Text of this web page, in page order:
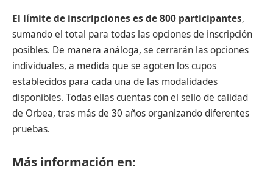
El límite de inscripciones es de 800 participantes,
sumando el total para todas las opciones de inscripción
posibles. De manera análoga, se cerrarán las opciones
individuales, a medida que se agoten los cupos
establecidos para cada una de las modalidades
disponibles. Todas ellas cuentas con el sello de calidad
de Orbea, tras más de 30 años organizando diferentes
pruebas.
Más información en: